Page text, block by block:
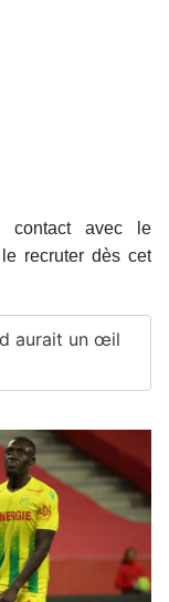
contact avec le
recruter dès cet
aurait un œil